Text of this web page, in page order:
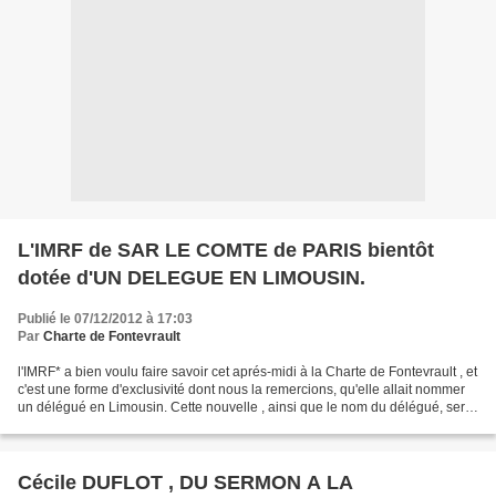
L'IMRF de SAR LE COMTE de PARIS bientôt
dotée d'UN DELEGUE EN LIMOUSIN.
Publié le 07/12/2012 à 17:03
Par Charte de Fontevrault
l'IMRF* a bien voulu faire savoir cet aprés-midi à la Charte de Fontevrault , et
c'est une forme d'exclusivité dont nous la remercions, qu'elle allait nommer
un délégué en Limousin. Cette nouvelle , ainsi que le nom du délégué, sera
Cécile DUFLOT , DU SERMON A LA